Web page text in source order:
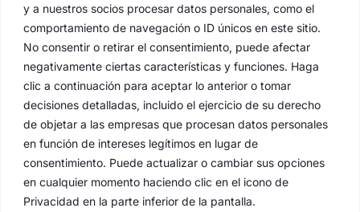
y a nuestros socios procesar datos personales, como el
comportamiento de navegación o ID únicos en este sitio.
No consentir o retirar el consentimiento, puede afectar
negativamente ciertas características y funciones. Haga
clic a continuación para aceptar lo anterior o tomar
decisiones detalladas, incluido el ejercicio de su derecho
de objetar a las empresas que procesan datos personales
en función de intereses legítimos en lugar de
consentimiento. Puede actualizar o cambiar sus opciones
en cualquier momento haciendo clic en el icono de
Privacidad en la parte inferior de la pantalla.